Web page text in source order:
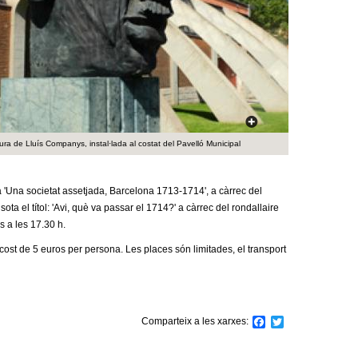
a
r
i
d
e
c
e
r
c
de Lluís Companys, instal·lada al costat del Pavelló Municipal
societat assetjada, Barcelona 1713-1714', a càrrec del
el títol: 'Avi, què va passar el 1714?' a càrrec del rondallaire
a les 17.30 h.
de 5 euros per persona. Les places són limitades, el transport
Comparteix a les xarxes: